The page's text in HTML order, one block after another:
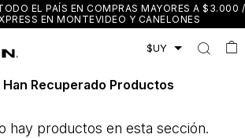
EL PAÍS EN COMPRAS MAYORES A $3.000 /
EN MONTEVIDEO Y CANELONES
Han Recuperado Productos
hay productos en esta sección.